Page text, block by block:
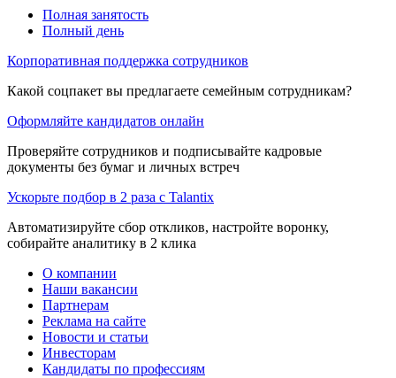
Полная занятость
Полный день
Корпоративная поддержка сотрудников
Какой соцпакет вы предлагаете семейным сотрудникам?
Оформляйте кандидатов онлайн
Проверяйте сотрудников и подписывайте кадровые
документы без бумаг и личных встреч
Ускорьте подбор в 2 раза с Talantix
Автоматизируйте сбор откликов, настройте воронку,
собирайте аналитику в 2 клика
О компании
Наши вакансии
Партнерам
Реклама на сайте
Новости и статьи
Инвесторам
Кандидаты по профессиям